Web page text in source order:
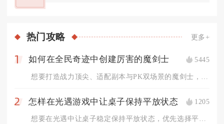
热门攻略 更多+
如何在全民奇迹中创建厉害的魔剑士 5445
2 怎样在光遇游戏中让桌子保持平放状态 1205